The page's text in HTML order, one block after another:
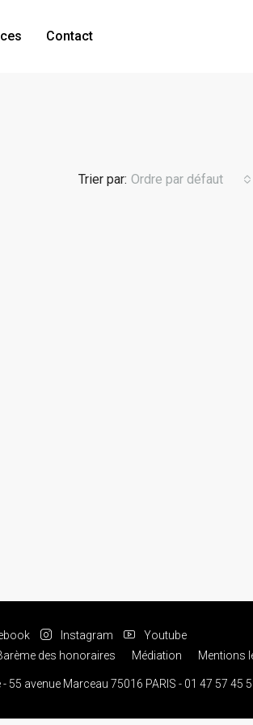
Contact
Trier par: Ordre par défaut
Instagram
Youtube
des honoraires Médiation Mentions
55 avenue Marceau 75016 PARIS - 01 47 57 45